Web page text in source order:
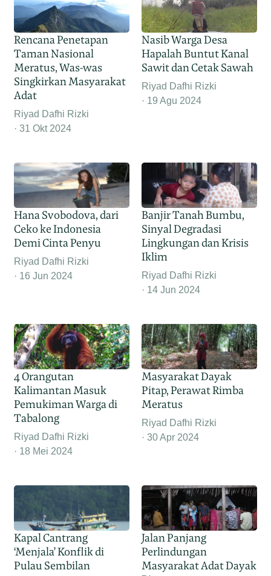
Rencana Penetapan
Taman Nasional
Meratus, Was-was
Singkirkan Masyarakat
Adat
Riyad Dafhi Rizki
31 Okt 2024
Nasib Warga Desa
Hapalah Buntut Kanal
Sawit dan Cetak Sawah
Riyad Dafhi Rizki
19 Agu 2024
Hana Svobodova, dari
Ceko ke Indonesia
Demi Cinta Penyu
Riyad Dafhi Rizki
16 Jun 2024
Banjir Tanah Bumbu,
Sinyal Degradasi
Lingkungan dan Krisis
Iklim
Riyad Dafhi Rizki
14 Jun 2024
4 Orangutan
Kalimantan Masuk
Pemukiman Warga di
Tabalong
Riyad Dafhi Rizki
18 Mei 2024
Masyarakat Dayak
Pitap, Perawat Rimba
Meratus
Riyad Dafhi Rizki
30 Apr 2024
Kapal Cantrang
‘Menjala’ Konflik di
Pulau Sembilan
Jalan Panjang
Perlindungan
Masyarakat Adat Dayak